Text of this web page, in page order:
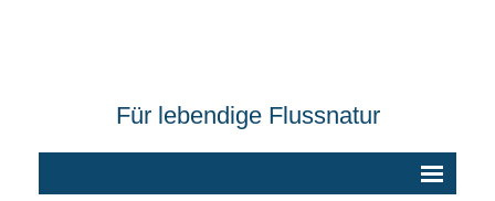
Für lebendige Flussnatur